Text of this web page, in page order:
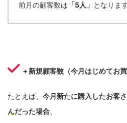
前月の顧客数は 「5人」 となります
＋新規顧客数（今月はじめてお
たとえば、 今月新たに購入したお客さ
んだった場合